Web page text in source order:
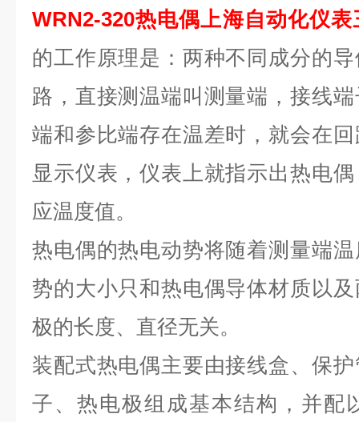
WRN2-320热电偶上海自动化仪表
的工作原理是：两种不同成分的
路，直接测温端叫测量端，接线
端和参比端存在温差时，就会在
显示仪表，仪表上就指示出热电
应温度值。
热电偶的热电动势将随着测量端
势的大小只和热电偶导体材质以
极的长度、直径无关。
装配式热电偶主要由接线盒、保
子、热电极组成基本结构，并配